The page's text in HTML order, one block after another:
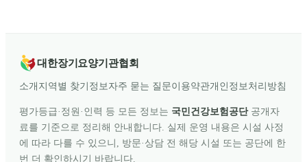
대한장기요양기관협회
소개 지역별 찾기 정보자주 묻는 질문이용약관개인정보처리방침
평가등급·정원·인력 등 모든 정보는 국민건강보험공단공개자
료를 기준으로 정리해 안내합니다. 실제 운영 내용은 시설 사정
에 따라 다를 수 있으니, 방문·상담 전 해당 시설 또는 공단에 한
번 더 확인하시기 바랍니다.